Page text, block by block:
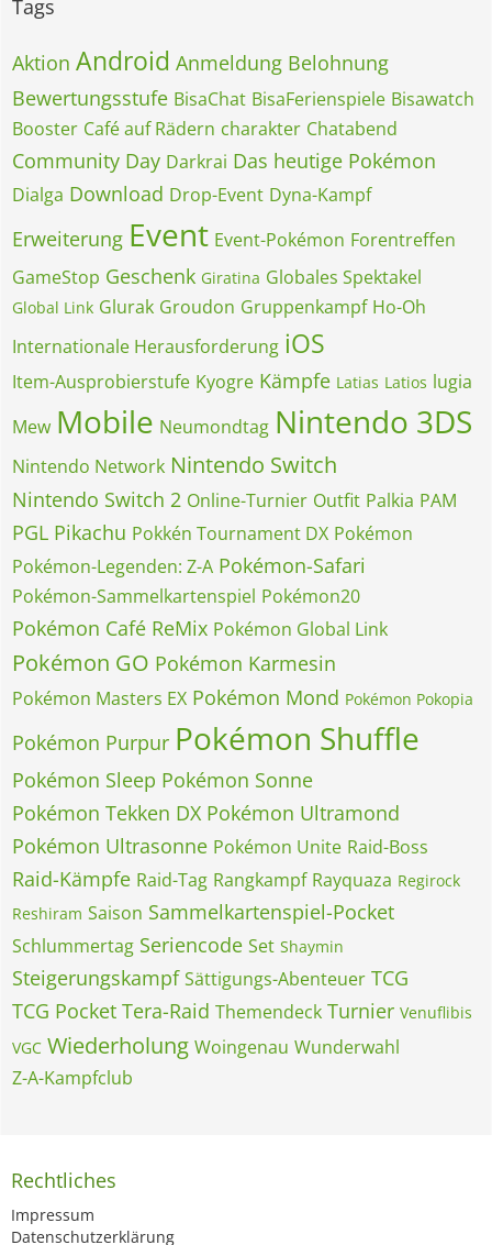
Tags
Aktion Android Anmeldung Belohnung
Bewertungsstufe BisaChat BisaFerienspiele Bisawatch
Booster Café auf Rädern charakter Chatabend
Community Day Darkrai Das heutige Pokémon
Dialga Download Drop-Event Dyna-Kampf
Erweiterung Event Event-Pokémon Forentreffen
GameStop Geschenk Giratina Globales Spektakel
Global Link Glurak Groudon Gruppenkampf Ho-Oh
Internationale Herausforderung iOS
Item-Ausprobierstufe Kyogre Kämpfe Latias Latios lugia
Mew Mobile Neumondtag Nintendo 3DS
Nintendo Network Nintendo Switch
Nintendo Switch 2 Online-Turnier Outfit Palkia PAM
PGL Pikachu Pokkén Tournament DX Pokémon
Pokémon-Legenden: Z-A Pokémon-Safari
Pokémon-Sammelkartenspiel Pokémon20
Pokémon Café ReMix Pokémon Global Link
Pokémon GO Pokémon Karmesin
Pokémon Masters EX Pokémon Mond Pokémon Pokopia
Pokémon Purpur Pokémon Shuffle
Pokémon Sleep Pokémon Sonne
Pokémon Tekken DX Pokémon Ultramond
Pokémon Ultrasonne Pokémon Unite Raid-Boss
Raid-Kämpfe Raid-Tag Rangkampf Rayquaza Regirock
Reshiram Saison Sammelkartenspiel-Pocket
Schlummertag Seriencode Set Shaymin
Steigerungskampf Sättigungs-Abenteuer TCG
TCG Pocket Tera-Raid Themendeck Turnier Venuflibis
VGC Wiederholung Woingenau Wunderwahl
Z-A-Kampfclub
Rechtliches
Impressum
Datenschutzerklärung